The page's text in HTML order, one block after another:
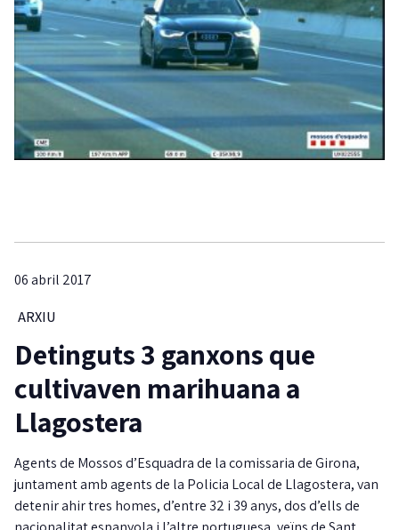
06 abril 2017
ARXIU
Detinguts 3 ganxons que
cultivaven marihuana a
Llagostera
Agents de Mossos d’Esquadra de la comissaria de Girona,
juntament amb agents de la Policia Local de Llagostera, van
detenir ahir tres homes, d’entre 32 i 39 anys, dos d’ells de